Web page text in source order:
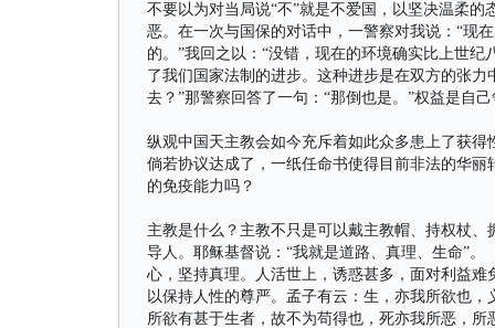
不要以为对当局说“不”就是不爱国，以坚决温柔
恶。在一次与国保的对话中，一警察对我说：“现
的。”我回之以：“没错，现在的环境确实比上世
了我们国家法制的进步。这种进步是在双方的张
去？”那警察回答了一句：“那倒也是。”权益是自
纵观中国天主教会如今充斥着如此众多患上了获
倘若协议达成了，一纸任命书使得目前非法的华
的免疫能力吗？
主教是什么？主教不只是可以戴主教帽、持权杖
导人。耶稣基督说：“我就是道路、真理、生命”
心，坚持真理。人活世上，诱惑甚多，面对利益
以保持人性的尊严。孟子有云：生，亦我所欲也
所欲有甚于生者，故不为苟得也，死亦我所恶，